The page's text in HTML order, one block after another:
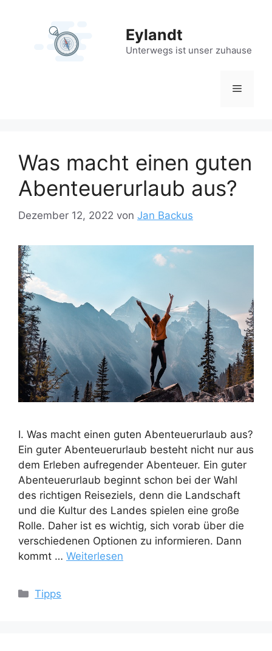
Eylandt
Unterwegs ist unser zuhause
Menü
Was macht einen guten
Abenteuerurlaub aus?
Dezember 12, 2022 von Jan Backus
I. Was macht einen guten Abenteuerurlaub aus?
Ein guter Abenteuerurlaub besteht nicht nur aus
dem Erleben aufregender Abenteuer. Ein guter
Abenteuerurlaub beginnt schon bei der Wahl
des richtigen Reiseziels, denn die Landschaft
und die Kultur des Landes spielen eine große
Rolle. Daher ist es wichtig, sich vorab über die
verschiedenen Optionen zu informieren. Dann
kommt … Weiterlesen
Kategorien
Tipps